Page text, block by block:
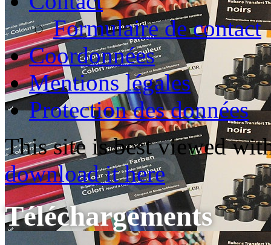
Formulaire de contact
Coordonnées
Mentions légales
Protection des données
This site is best viewed
download it here
Téléchargements